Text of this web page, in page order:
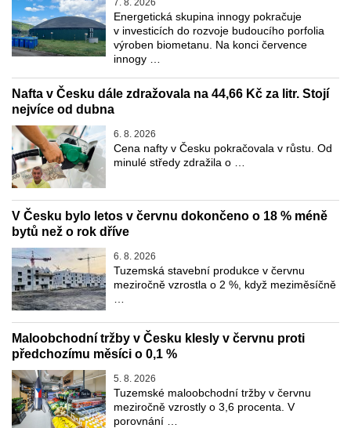
Energetická skupina innogy pokračuje
v investicích do rozvoje budoucího porfolia
výroben biometanu. Na konci července
innogy …
Nafta v Česku dále zdražovala na 44,66 Kč za litr. Stojí
nejvíce od dubna
6. 8. 2026
Cena nafty v Česku pokračovala v růstu. Od
minulé středy zdražila o …
V Česku bylo letos v červnu dokončeno o 18 % méně
bytů než o rok dříve
6. 8. 2026
Tuzemská stavební produkce v červnu
meziročně vzrostla o 2 %, když meziměsíčně
Maloobchodní tržby v Česku klesly v červnu proti
předchozímu měsíci o 0,1 %
5. 8. 2026
Tuzemské maloobchodní tržby v červnu
meziročně vzrostly o 3,6 procenta. V
porovnání …